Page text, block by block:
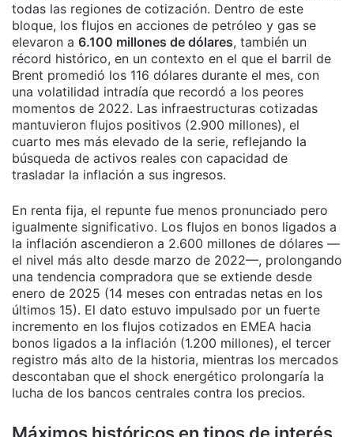
todas las regiones de cotización. Dentro de este
bloque, los flujos en acciones de petróleo y gas se
elevaron a 6.100 millones de dólares, también un
récord histórico, en un contexto en el que el barril de
Brent promedió los 116 dólares durante el mes, con
una volatilidad intradía que recordó a los peores
momentos de 2022. Las infraestructuras cotizadas
mantuvieron flujos positivos (2.900 millones), el
cuarto mes más elevado de la serie, reflejando la
búsqueda de activos reales con capacidad de
trasladar la inflación a sus ingresos.
En renta fija, el repunte fue menos pronunciado pero
igualmente significativo. Los flujos en bonos ligados a
la inflación ascendieron a 2.600 millones de dólares —
el nivel más alto desde marzo de 2022—, prolongando
una tendencia compradora que se extiende desde
enero de 2025 (14 meses con entradas netas en los
últimos 15). El dato estuvo impulsado por un fuerte
incremento en los flujos cotizados en EMEA hacia
bonos ligados a la inflación (1.200 millones), el tercer
registro más alto de la historia, mientras los mercados
descontaban que el shock energético prolongaría la
lucha de los bancos centrales contra los precios.
Máximos históricos en tipos de interés